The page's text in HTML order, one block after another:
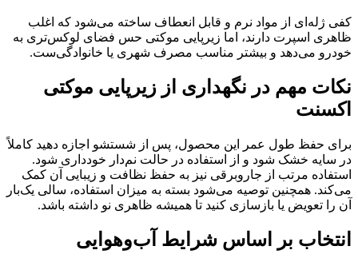
کفی ژله‌ای از مواد نرم و قابل انعطاف ساخته می‌شود که اغلب
ظاهری اسپرت دارند، اما زیرپایی موکتی حس فضای لوکس‌تری به
خودرو می‌دهد و بیشتر مناسب مصرف شهری یا خانوادگی‌ست.
نکات مهم در نگهداری از زیرپایی موکتی
اکسنت
برای حفظ طول عمر این محصول، پس از شستشو اجازه دهید کاملاً
در سایه خشک شود و از استفاده در حالت نم‌دار خودداری شود.
استفاده مرتب از جاروبرقی نیز به حفظ نظافت و زیبایی آن کمک
می‌کند. همچنین توصیه می‌شود بسته به میزان استفاده، سالی یک‌بار
آن را تعویض یا بازسازی کنید تا همیشه ظاهری نو داشته باشد.
انتخاب بر اساس شرایط آب‌وهوایی